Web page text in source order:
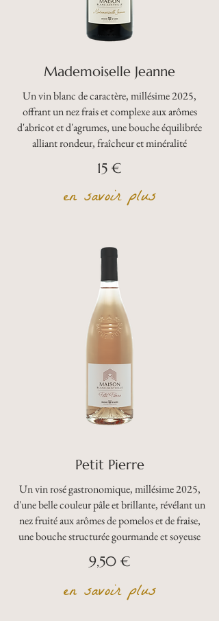
Mademoiselle Jeanne
Un vin blanc de caractère, millésime 2025,
offrant un nez frais et complexe aux arômes
d'abricot et d'agrumes, une bouche équilibrée
alliant rondeur, fraîcheur et minéralité
15 €
en savoir plus
Petit Pierre
Un vin rosé gastronomique, millésime 2025,
d'une belle couleur pâle et brillante, révélant un
nez fruité aux arômes de pomelos et de fraise,
une bouche structurée gourmande et soyeuse
9,50 €
en savoir plus